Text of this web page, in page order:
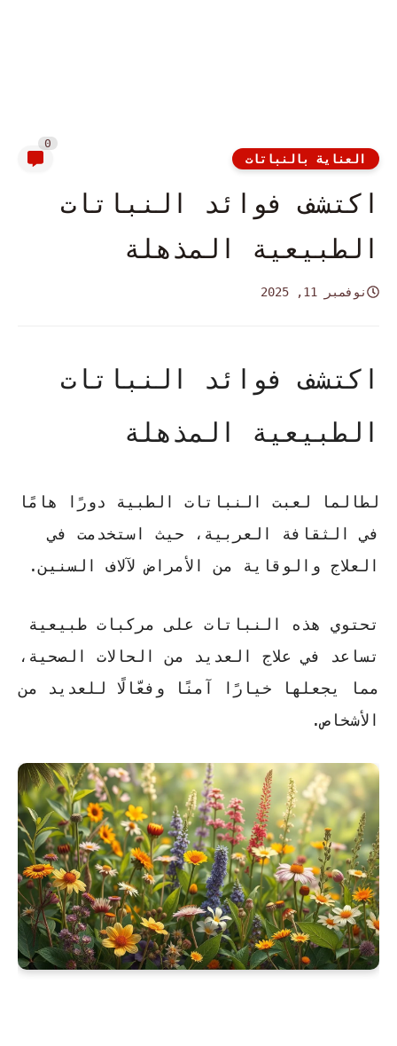
العناية بالنباتات
0
اكتشف فوائد النباتات
الطبيعية المذهلة
نوفمبر 11, 2025
اكتشف فوائد النباتات
الطبيعية المذهلة
لطالما لعبت النباتات الطبية دورًا هامًا
في الثقافة العربية، حيث استخدمت في
العلاج والوقاية من الأمراض لآلاف السنين.
تحتوي هذه النباتات على مركبات طبيعية
تساعد في علاج العديد من الحالات الصحية،
مما يجعلها خيارًا
آمنًا وفعّالًا للعديد من
الأشخاص.